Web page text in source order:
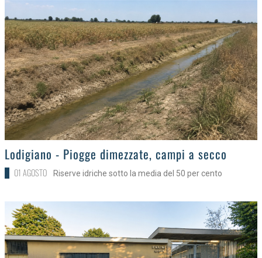
>Lodigiano - Piogge dimezzate, campi a secco
01 AGOSTO Riserve idriche sotto la media del 50 per cento